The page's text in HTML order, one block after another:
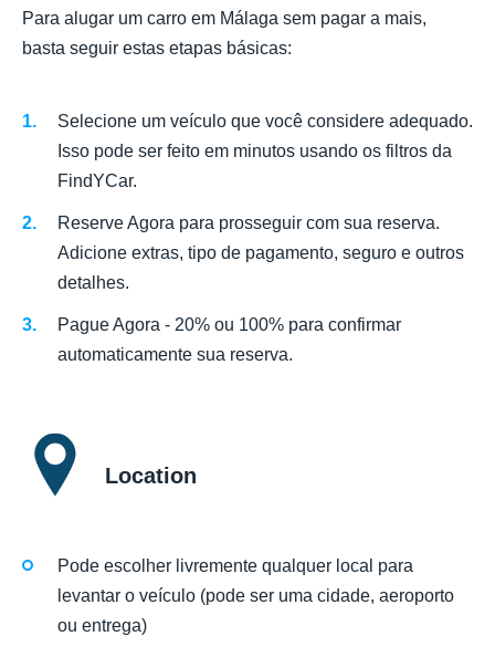
Para alugar um carro em Málaga sem pagar a mais,
basta seguir estas etapas básicas:
Selecione um veículo que você considere adequado.
Isso pode ser feito em minutos usando os filtros da
FindYCar.
Reserve Agora para prosseguir com sua reserva.
Adicione extras, tipo de pagamento, seguro e outros
detalhes.
Pague Agora - 20% ou 100% para confirmar
automaticamente sua reserva.
Location
Pode escolher livremente qualquer local para
levantar o veículo (pode ser uma cidade, aeroporto
ou entrega)